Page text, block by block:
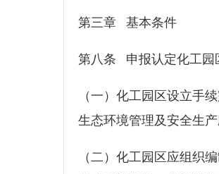
第三章 基本条件
第八条 申报认定化工
（一）化工园区设立手
生态环境管理及安全生
（二）化工园区应组织